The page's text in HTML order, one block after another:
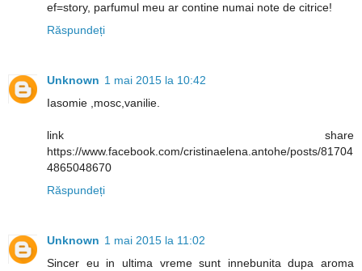
ef=story, parfumul meu ar contine numai note de citrice!
Răspundeți
Unknown 1 mai 2015 la 10:42
Iasomie ,mosc,vanilie.
link share
https://www.facebook.com/cristinaelena.antohe/posts/81704
4865048670
Răspundeți
Unknown 1 mai 2015 la 11:02
Sincer eu in ultima vreme sunt innebunita dupa aroma